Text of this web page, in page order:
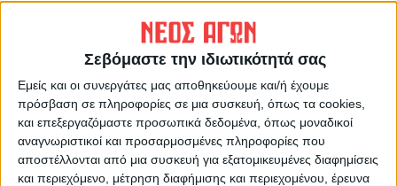
Σεβόμαστε την ιδιωτικότητά σας
Εμείς και οι συνεργάτες μας αποθηκεύουμε και/ή έχουμε
πρόσβαση σε πληροφορίες σε μια συσκευή, όπως τα cookies,
και επεξεργαζόμαστε προσωπικά δεδομένα, όπως μοναδικοί
αναγνωριστικοί και προσαρμοσμένες πληροφορίες που
αποστέλλονται από μια συσκευή για εξατομικευμένες διαφημίσεις
και περιεχόμενο, μέτρηση διαφήμισης και περιεχομένου, έρευνα
Ακολούθησε την εφημερίδα ΝΕΟΣ
ΑΓΩΝ στο Google News!
Όλες οι εξελίξεις στην περιοχή της
Καρδίτσας και ευρύτερα της Θεσσαλίας
ΠΡΟΗΓΟΥΜΕΝΟ ΑΡΘΡΟ ΕΠΟΜΕΝΟ ΑΡΘΡΟ